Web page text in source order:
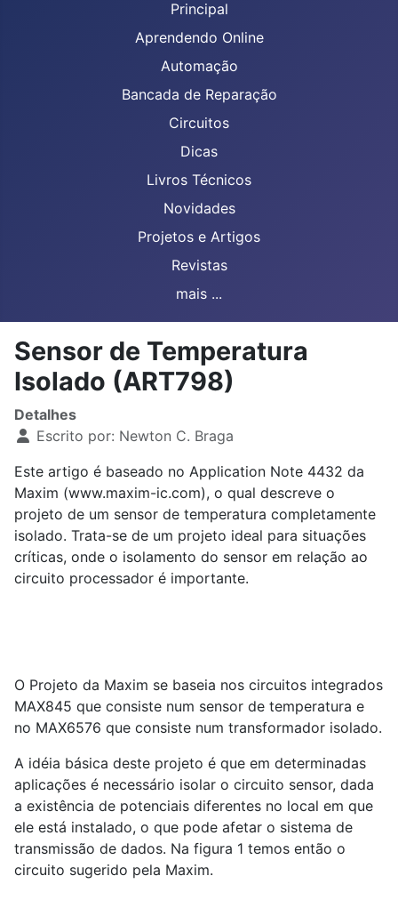
Principal
Aprendendo Online
Automação
Bancada de Reparação
Circuitos
Dicas
Livros Técnicos
Novidades
Projetos e Artigos
Revistas
mais ...
Sensor de Temperatura
Isolado (ART798)
Detalhes
Escrito por: Newton C. Braga
Este artigo é baseado no Application Note 4432 da
Maxim (www.maxim-ic.com), o qual descreve o
projeto de um sensor de temperatura completamente
isolado. Trata-se de um projeto ideal para situações
críticas, onde o isolamento do sensor em relação ao
circuito processador é importante.
O Projeto da Maxim se baseia nos circuitos integrados
MAX845 que consiste num sensor de temperatura e
no MAX6576 que consiste num transformador isolado.
A idéia básica deste projeto é que em determinadas
aplicações é necessário isolar o circuito sensor, dada
a existência de potenciais diferentes no local em que
ele está instalado, o que pode afetar o sistema de
transmissão de dados. Na figura 1 temos então o
circuito sugerido pela Maxim.